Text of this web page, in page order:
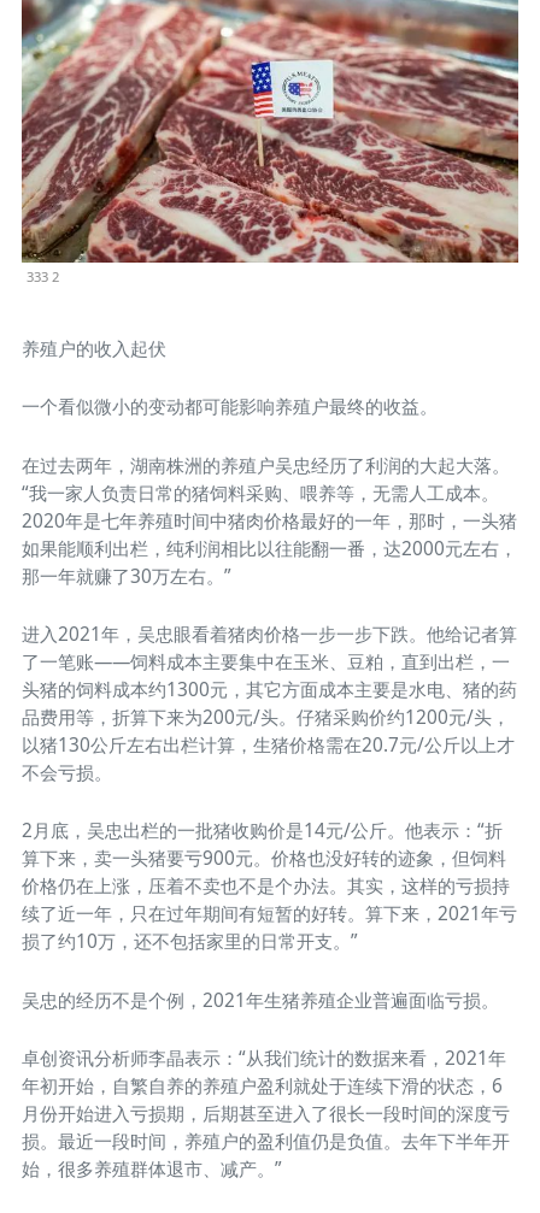
333 2
养殖户的收入起伏
一个看似微小的变动都可能影响养殖户最终的收益。
在过去两年，湖南株洲的养殖户吴忠经历了利润的大起大落。
“我一家人负责日常的猪饲料采购、喂养等，无需人工成本。
2020年是七年养殖时间中猪肉价格最好的一年，那时，一头猪
如果能顺利出栏，纯利润相比以往能翻一番，达2000元左右，
那一年就赚了30万左右。”
进入2021年，吴忠眼看着猪肉价格一步一步下跌。他给记者算
了一笔账——饲料成本主要集中在玉米、豆粕，直到出栏，一
头猪的饲料成本约1300元，其它方面成本主要是水电、猪的药
品费用等，折算下来为200元/头。仔猪采购价约1200元/头，
以猪130公斤左右出栏计算，生猪价格需在20.7元/公斤以上才
不会亏损。
2月底，吴忠出栏的一批猪收购价是14元/公斤。他表示：“折
算下来，卖一头猪要亏900元。价格也没好转的迹象，但饲料
价格仍在上涨，压着不卖也不是个办法。其实，这样的亏损持
续了近一年，只在过年期间有短暂的好转。算下来，2021年亏
损了约10万，还不包括家里的日常开支。”
吴忠的经历不是个例，2021年生猪养殖企业普遍面临亏损。
卓创资讯分析师李晶表示：“从我们统计的数据来看，2021年
年初开始，自繁自养的养殖户盈利就处于连续下滑的状态，6
月份开始进入亏损期，后期甚至进入了很长一段时间的深度亏
损。最近一段时间，养殖户的盈利值仍是负值。去年下半年开
始，很多养殖群体退市、减产。”